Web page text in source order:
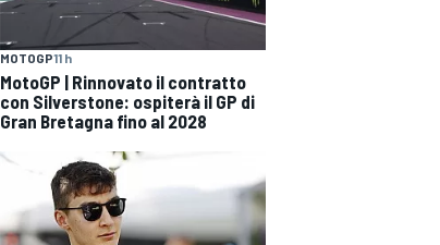
MOTOGP11 h
MotoGP | Rinnovato il contratto
con Silverstone: ospiterà il GP di
Gran Bretagna fino al 2028